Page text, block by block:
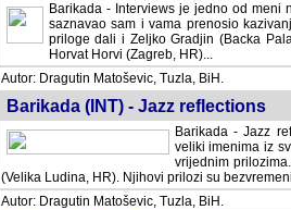
Barikada - Interviews je jedno od meni
saznavao sam i vama prenosio
priloge dali i Zeljko Gradjin (Backa
Horvat Horvi (Zagreb, HR)...
Autor: Dragutin Matoševic, Tuzla, BiH.
Barikada (INT) - Jazz reflections
Barikada - Jazz
imenima iz
vrijednim
(Velika Ludina, HR). Njihovi prilozi su
Autor: Dragutin Matoševic, Tuzla, BiH.